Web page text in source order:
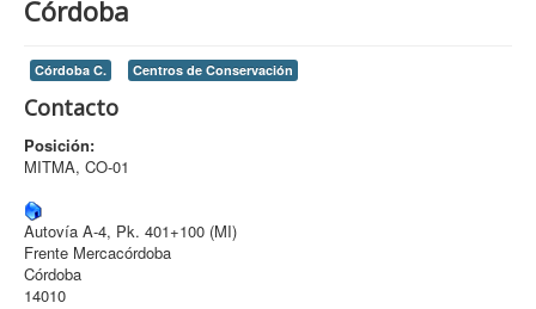
Enlaces Externos
Archivo
Formularios
Córdoba
Córdoba C. Centros de Conservación
Contacto
Posición:
MITMA, CO-01
Autovía A-4, Pk. 401+100 (MI)
Frente Mercacórdoba
Córdoba
14010